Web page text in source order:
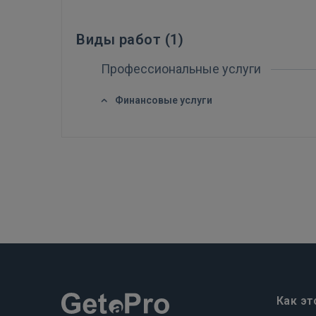
Виды работ (1)
Профессиональные услуги
Финансовые услуги
Как